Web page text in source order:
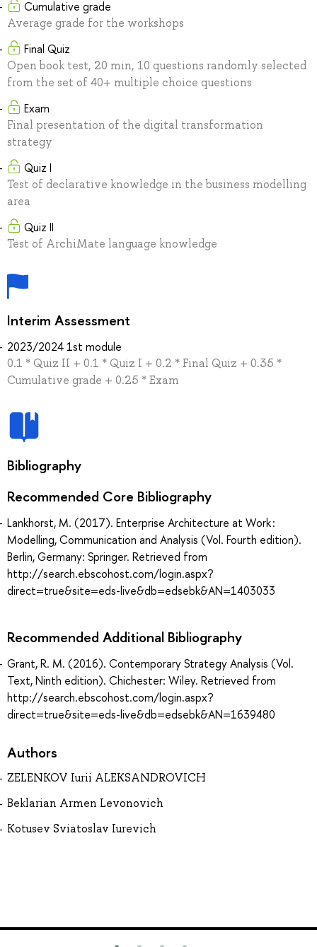
Cumulative grade
Average grade for the workshops
Final Quiz
Open book test, 20 min, 10 questions randomly selected
from the set of 40+ multiple choice questions
Exam
Final presentation of the digital transformation
strategy
Quiz I
Test of declarative knowledge in the business modelling
area
Quiz II
Test of ArchiMate language knowledge
Interim Assessment
2023/2024 1st module
0.1 * Quiz II + 0.1 * Quiz I + 0.2 * Final Quiz + 0.35 *
Cumulative grade + 0.25 * Exam
Bibliography
Recommended Core Bibliography
Lankhorst, M. (2017). Enterprise Architecture at Work :
Modelling, Communication and Analysis (Vol. Fourth edition).
Berlin, Germany: Springer. Retrieved from
http://search.ebscohost.com/login.aspx?
direct=true&site=eds-live&db=edsebk&AN=1403033
Recommended Additional Bibliography
Grant, R. M. (2016). Contemporary Strategy Analysis (Vol.
Text, Ninth edition). Chichester: Wiley. Retrieved from
http://search.ebscohost.com/login.aspx?
direct=true&site=eds-live&db=edsebk&AN=1639480
Authors
ZELENKOV Iurii ALEKSANDROVICH
Beklarian Armen Levonovich
Kotusev Sviatoslav Iurevich